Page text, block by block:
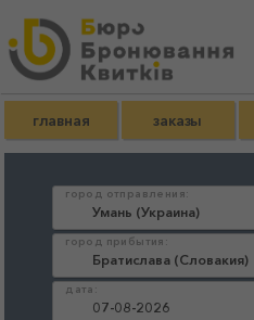
главная заказы
город отправления:
город прибытия:
дата: